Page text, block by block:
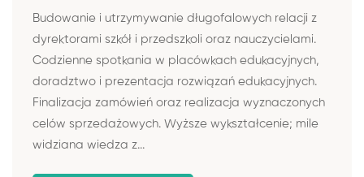
Budowanie i utrzymywanie długofalowych relacji z
dyrektorami szkół i przedszkoli oraz nauczycielami.
Codzienne spotkania w placówkach edukacyjnych,
doradztwo i prezentacja rozwiązań edukacyjnych.
Finalizacja zamówień oraz realizacja wyznaczonych
celów sprzedażowych. Wyższe wykształcenie; mile
widziana wiedza z...